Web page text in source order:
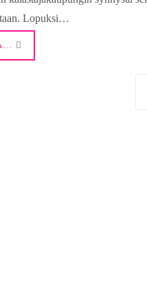
Lopuksi…